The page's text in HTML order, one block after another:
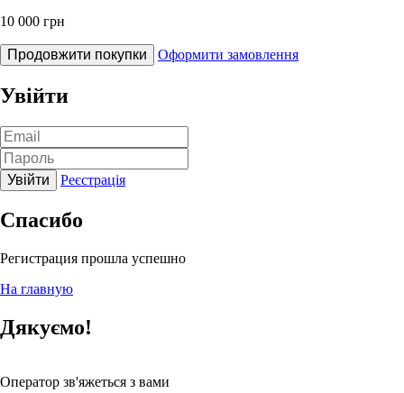
10 000 грн
Продовжити покупки Оформити замовлення
Увійти
Увійти Реєстрація
Спасибо
Регистрация прошла успешно
На главную
Дякуємо!
Оператор зв'яжеться з вами